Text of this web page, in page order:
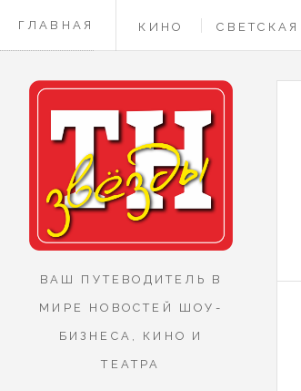
ГЛАВНАЯ КИНО
КОНТАКТЫ
ВАШ ПУТЕВОДИТЕЛЬ В
МИРЕ НОВОСТЕЙ ШОУ-
БИЗНЕСА, КИНО И
ТЕАТРА